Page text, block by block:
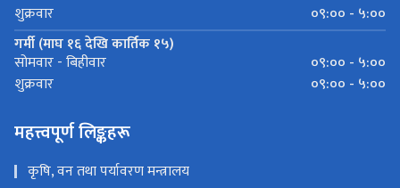
शुक्रवार
०९:०० - ५:००
गर्मी (माघ १६ देखि कार्तिक १५)
सोमवार - बिहीवार
०९:०० - ५:००
शुक्रवार
०९:०० - ५:००
महत्त्वपूर्ण लिङ्कहरू
कृषि, वन तथा पर्यावरण मन्त्रालय